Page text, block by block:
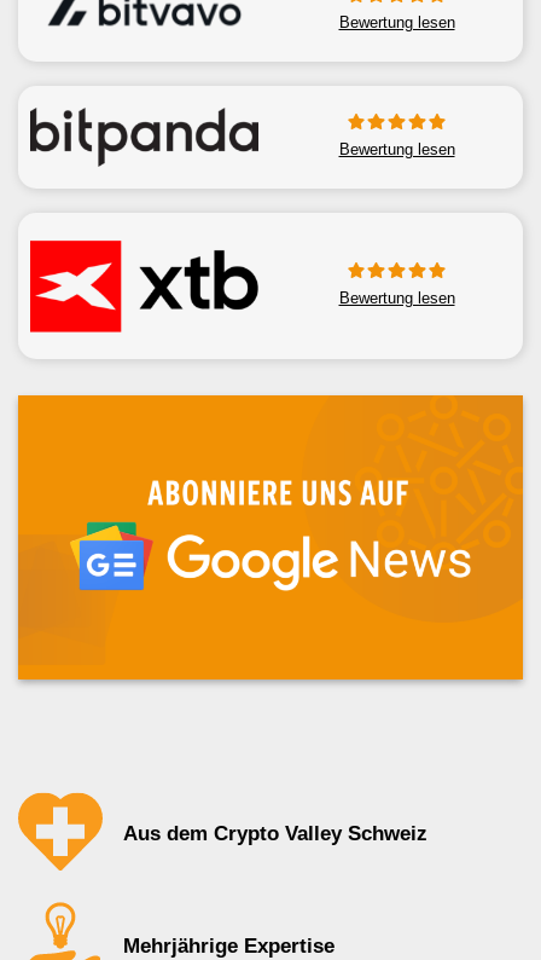
Bewertung lesen
Bewertung lesen
Bewertung lesen
Aus dem Crypto Valley Schweiz
Mehrjährige Expertise